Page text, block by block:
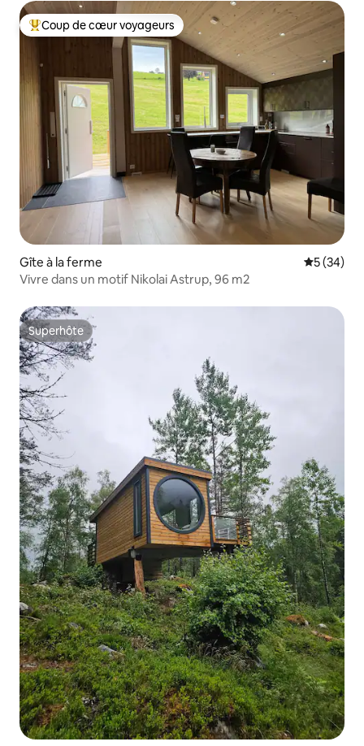
Coups de cœur voyageurs les plus appréciés
Coup de cœur voyageurs
Gîte à la ferme
5 (34)
Vivre dans un motif Nikolai Astrup, 96 m2
Superhôte
Superhôte